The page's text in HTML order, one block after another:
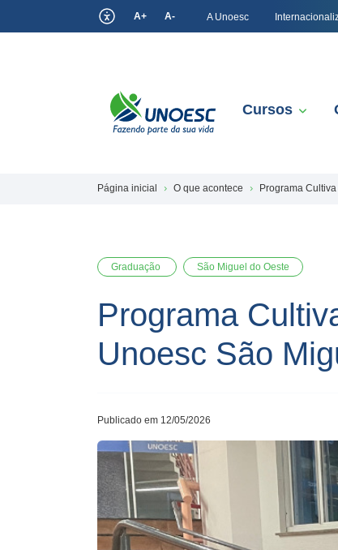
A+ A- A Unoesc
Cursos
Página inicial O que acontece Programa
Graduação São Miguel do Oeste
Programa
Unoesc São
Publicado em 12/05/2026